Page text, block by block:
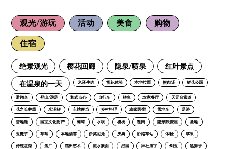
观光/游玩 活动 美食 购物
住宿
绝景观光 樱花回廊 隐泉/喷泉 红叶景点
在温泉的一天 米泽牛肉 赏花体验 本地拉面 熊肉汤 鲜花公园
滑翔伞 登山/远足 和式点心 自行车 鳟鱼 农家餐厅 天元台索道
花之长井线 米泽鲤 车站便当 乡村料理 农家民宿 雪地车 足浴
雪地鞋 国宝文化财产 葡萄 水坝 樱桃 逛街 隐形荞麦屋 圣地
玉魔芋 草莓 本地酒窖 伊莫尼党 庆典 沿路车站 体验 苹果
传统蔬菜 酒厂 稻田艺术 流水素面 战国 神社庙宇 剑玉 黑狮子